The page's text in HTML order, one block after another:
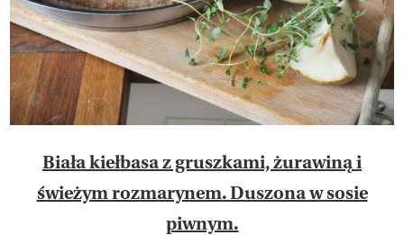
Biała kiełbasa z gruszkami, żurawiną i
świeżym rozmarynem. Duszona w sosie
piwnym.